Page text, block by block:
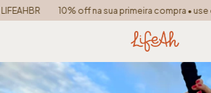
10% off na sua primeira compra • use o